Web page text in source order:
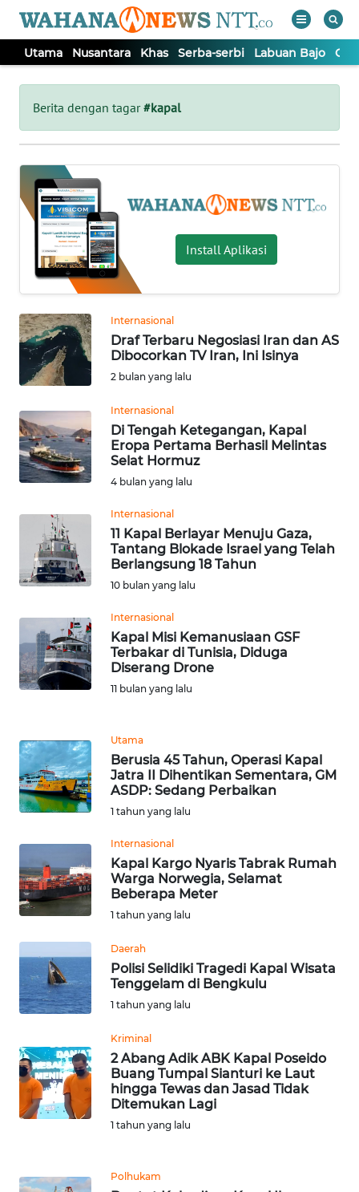
Utama Nusantara Khas Serba-serbi Labuan Bajo
Berita dengan tagar#kapal
Install Aplikasi
Internasional
Draf Terbaru Negosiasi Iran dan AS
Dibocorkan TV Iran, Ini Isinya
2 bulan yang lalu
Internasional
Di Tengah Ketegangan, Kapal
Eropa Pertama Berhasil Melintas
Selat Hormuz
4 bulan yang lalu
Internasional
11 Kapal Berlayar Menuju Gaza,
Tantang Blokade Israel yang Telah
Berlangsung 18 Tahun
10 bulan yang lalu
Internasional
Kapal Misi Kemanusiaan GSF
Terbakar di Tunisia, Diduga
Diserang Drone
11 bulan yang lalu
Utama
Berusia 45 Tahun, Operasi Kapal
Jatra II Dihentikan Sementara, GM
ASDP: Sedang Perbaikan
1 tahun yang lalu
Internasional
Kapal Kargo Nyaris Tabrak Rumah
Warga Norwegia, Selamat
Beberapa Meter
1 tahun yang lalu
Daerah
Polisi Selidiki Tragedi Kapal Wisata
Tenggelam di Bengkulu
1 tahun yang lalu
Kriminal
2 Abang Adik ABK Kapal Poseido
Buang Tumpal Sianturi ke Laut
hingga Tewas dan Jasad Tidak
Ditemukan Lagi
1 tahun yang lalu
Polhukam
Tutup
UTAMA
NUSANTARA
KHAS
SERBA-
SERBI
LABUAN
BAJO
OPINI
Informasi
INDEKS
KONTAK
KAMI
IKLAN
TENTANG
KAMI
MEDIA
SIBER
REDAKSI
KARIR
DISCLAIMER
News
Regional
WN
SUMUT
WN
JAKARTA
WN
WN